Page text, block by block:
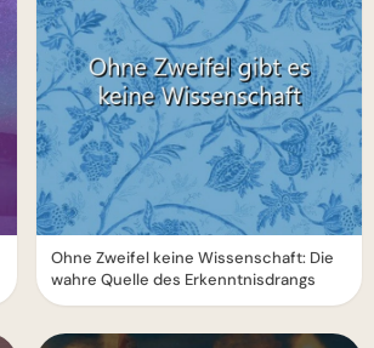
Ohne Zweifel keine Wissenschaft: Die
wahre Quelle des Erkenntnisdrangs